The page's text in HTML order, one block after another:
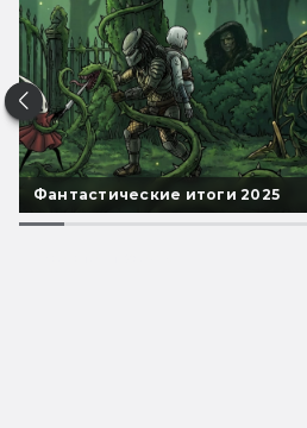
Фантастические итоги 2025